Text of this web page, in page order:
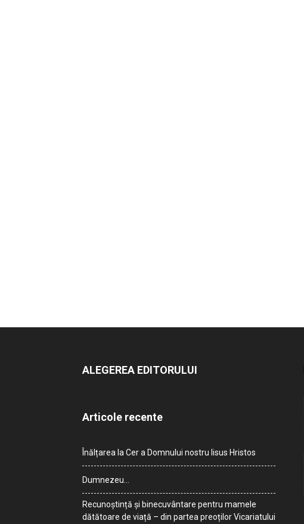
ALEGEREA EDITORULUI
Articole recente
Înălțarea la Cer a Domnului nostru Iisus Hristos
Dumnezeu…
Recunoștință și binecuvântare pentru mamele
dătătoare de viață – din partea preoților Vicariatului